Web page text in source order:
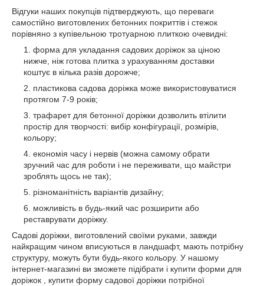
Відгуки наших покупців підтверджують, що переваги
самостійно виготовлених бетонних покриттів і стежок
порівняно з купівельною тротуарною плиткою очевидні:
форма для укладання садових доріжок за ціною
нижче, ніж готова плитка з урахуванням доставки
коштує в кілька разів дорожче;
пластикова садова доріжка може використовуватися
протягом 7-9 років;
трафарет для бетонної доріжки дозволить втілити
простір для творчості: вибір конфігурації, розмірів,
кольору;
економія часу і нервів (можна самому обрати
зручний час для роботи і не переживати, що майстри
зроблять щось не так);
різноманітність варіантів дизайну;
можливість в будь-який час розширити або
реставрувати доріжку.
Садові доріжки, виготовлений своїми руками, завжди
найкращим чином вписуються в ландшафт, мають потрібну
структуру, можуть бути будь-якого кольору. У нашому
інтернет-магазині ви зможете підібрати і купити форми для
доріжок , купити форму садової доріжки потрібної